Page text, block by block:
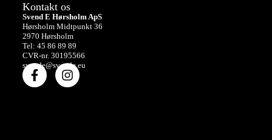
Kontakt os
Svend E Hørsholm ApS
Hørsholm Midtpunkt 36
2970 Hørsholm
Tel: 45 86 89 89
CVR-nr. 30195566
svende@svende.eu